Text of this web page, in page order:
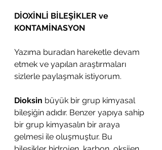
DİOXİNLİ BİLEŞİKLER ve
KONTAMİNASYON
Yazıma buradan hareketle devam
etmek ve yapılan araştırmaları
sizlerle paylaşmak istiyorum.
Dioksin büyük bir grup kimyasal
bileşiğin adıdır. Benzer yapıya sahip
bir grup kimyasalın bir araya
gelmesi ile oluşmuştur. Bu